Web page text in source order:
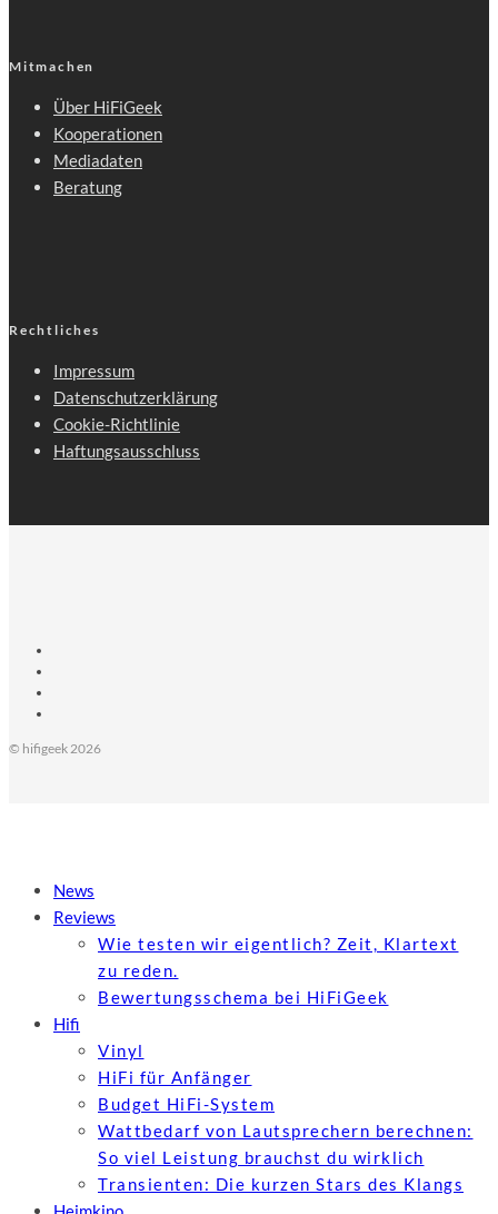
Mitmachen
Über HiFiGeek
Kooperationen
Mediadaten
Beratung
Rechtliches
Impressum
Datenschutzerklärung
Cookie-Richtlinie
Haftungsausschluss
© hifigeek 2026
News
Reviews
Wie testen wir eigentlich? Zeit, Klartext
zu reden.
Bewertungs­schema bei HiFiGeek
Hifi
Vinyl
HiFi für Anfänger
Budget HiFi-System
Wattbedarf von Lautsprechern berechnen:
So viel Leistung brauchst du wirklich
Transienten: Die kurzen Stars des Klangs